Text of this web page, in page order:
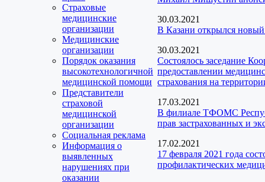
Страховые
медицинские
организации
Медицинские
организации
Порядок оказания
высокотехнологичной
медицинской помощи
Представители
страховой
медицинской
организации
Социальная реклама
Информация о
выявленных
нарушениях при
оказании
30.03.2021
В Казани открылся
30.03.2021
Состоялось заседание
предоставлении
страхования на
17.03.2021
В филиале ТФОМС
прав застрахованных и
17.02.2021
17 февраля 2021 года
профилактических